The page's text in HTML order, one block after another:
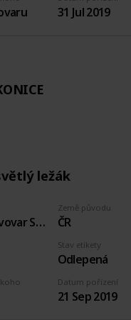
31 Jul 2019
ležák
Měšťanský pivovar Strakonice
Země původu
ČR
Stav etikety
Odlepená
Datum pořízení
21 Sep 2019